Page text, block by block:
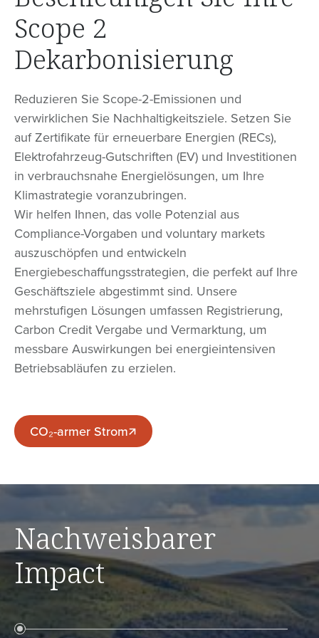
Scope 2
Dekarbonisierung
Reduzieren Sie Scope-2-Emissionen und
verwirklichen Sie Nachhaltigkeitsziele. Setzen Sie
auf Zertifikate für erneuerbare Energien (RECs),
Elektrofahrzeug-Gutschriften (EV) und Investitionen
in verbrauchsnahe Energielösungen, um Ihre
Klimastrategie voranzubringen.
Wir helfen Ihnen, das volle Potenzial aus
Compliance-Vorgaben und voluntary markets
auszuschöpfen und entwickeln
Energiebeschaffungsstrategien, die perfekt auf Ihre
Geschäftsziele abgestimmt sind. Unsere
mehrstufigen Lösungen umfassen Registrierung,
Carbon Credit Vergabe und Vermarktung, um
messbare Auswirkungen bei energieintensiven
Betriebsabläufen zu erzielen.
CO₂-armer Strom
Nachweisbarer
Impact